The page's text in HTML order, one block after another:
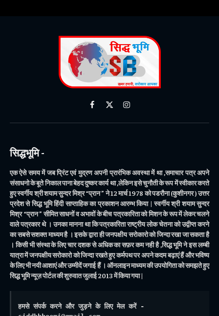
दैनिक भास्कर को GOOGLE पर पसंदीदा सोर्स बनाएं
Facebook
X
Instagram
सिद्धभूमि -
एक ऐसे समय में जब प्रिंट एवं मुद्रण अपनी प्रारंभिक अवस्था में था ,समाचार पत्र अपने
संसाधनो के बूते निकाल पाना बेहद दुष्कर कार्य था ,लेकिन इसे चुनौती के रूप में स्वीकार करते
हुए स्वर्गीय श्री शयाम सुन्दर मिश्र “प्रान ” ने 12 मार्च 1978 को पडरौना (कुशीनगर ) उत्तर
प्रदेश से सिद्ध भूमि हिंदी साप्ताहिक का प्रकाशन आरम्भ किया | स्वर्गीय श्री शयाम सुन्दर
मिश्र “प्रान ” सीमित साधनों व अभावों के बीच पत्रकारिता को मिशन के रूप में लेकर चलने
वाले पत्रकार थे । उनका मानना था कि पत्रकारिता राष्ट्रीय लोक चेतना को उद्वीप्त करने
का सबसे सशक्त माध्यम है । इसके द्वारा ही जनपक्षीय सरोकारो को जिन्दा रखा जा सकता है
। किसी भी संस्था के लिए चार दशक से अधिक का सफ़र कम नही है ,सिद्ध भूमि ने इस लम्बी
यात्रा में जनपक्षीय सरोकारो को जिन्दा रखते हुए कर्मपथ पर अपने कदम बढ़ाएं हैं और भविष्य
के लिए भी नयी आशाएं और उम्मीदें जगाई हैं । ऑनलाइन माध्यम की उपयोगिता को समझते हुए
सिद्ध भूमि न्यूज़ पोर्टल की शुरुवात जुलाई 2013 में किया गया |
हमसे संपर्क करने और जुड़ने के लिए मेल करें -